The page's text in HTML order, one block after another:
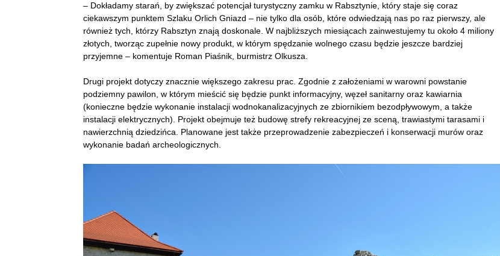
– Dokładamy starań, by zwiększać potencjał turystyczny zamku w Rabsztynie, który staje się coraz
ciekawszym punktem Szlaku Orlich Gniazd – nie tylko dla osób, które odwiedzają nas po raz pierwszy, ale
również tych, którzy Rabsztyn znają doskonale. W najbliższych miesiącach zainwestujemy tu około 4 miliony
złotych, tworząc zupełnie nowy produkt, w którym spędzanie wolnego czasu będzie jeszcze bardziej
przyjemne – komentuje Roman Piaśnik, burmistrz Olkusza.
Drugi projekt dotyczy znacznie większego zakresu prac. Zgodnie z założeniami w warowni powstanie
podziemny pawilon, w którym mieścić się będzie punkt informacyjny, węzeł sanitarny oraz kawiarnia
(konieczne będzie wykonanie instalacji wodnokanalizacyjnych ze zbiornikiem bezodpływowym, a także
instalacji elektrycznych). Projekt obejmuje też budowę strefy rekreacyjnej ze sceną, trawiastymi tarasami i
nawierzchnią dziedzińca. Planowane jest także przeprowadzenie zabezpieczeń i konserwacji murów oraz
wykonanie badań archeologicznych.